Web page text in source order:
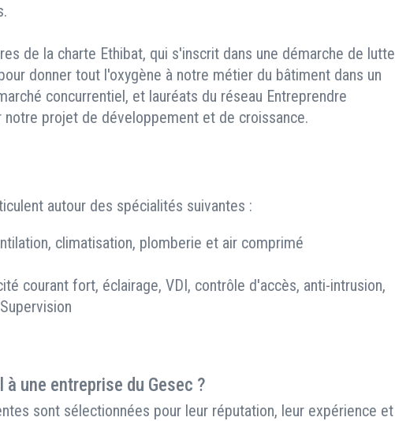
de la charte Ethibat, qui s'inscrit dans une démarche de lutte
donner tout l'oxygène à notre métier du bâtiment dans un
concurrentiel, et lauréats du réseau Entreprendre
notre projet de développement et de croissance.
autour des spécialités suivantes :
climatisation, plomberie et air comprimé
courant fort, éclairage, VDI, contrôle d'accès, anti-intrusion,
une entreprise du Gesec ?
sont sélectionnées pour leur réputation, leur expérience et